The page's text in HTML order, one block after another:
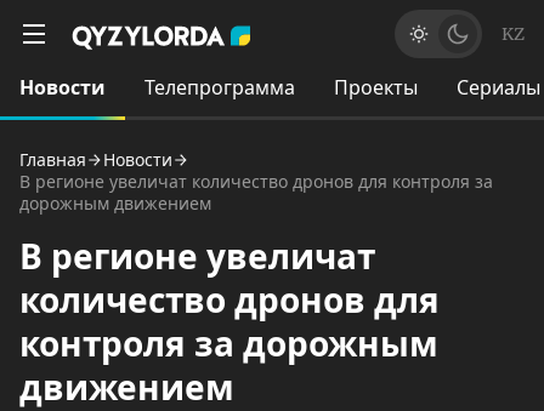
KZ
Новости Телепрограмма Проекты Сериалы
Главная
Новости
В регионе увеличат количество дронов для контроля за
дорожным движением
В регионе увеличат
количество дронов для
контроля за дорожным
движением